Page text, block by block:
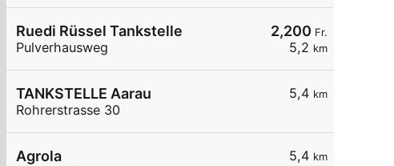
2,200 Fr.
5,2 km
Ruedi Rüssel Tankstelle
Pulverhausweg
5,4 km
TANKSTELLE Aarau
Rohrerstrasse 30
5,4 km
Agrola